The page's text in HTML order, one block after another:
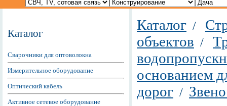
Каталог
Сварочники для оптоволокна
Измерительное оборудование
Оптический кабель
Активное сетевое оборудование
Каталог /
объектов /
основанием
дорог /